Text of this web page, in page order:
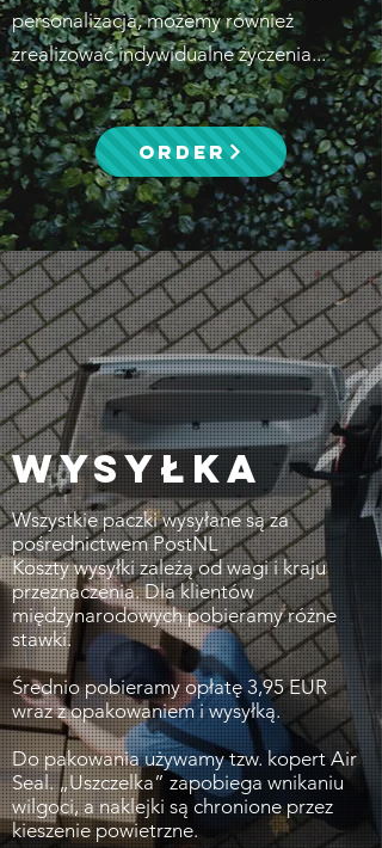
personalizacja, możemy również
zrealizować indywidualne życzenia...
ORDER
WYSYŁKA
Wszystkie paczki wysyłane są za
pośrednictwem PostNL
Koszty wysyłki zależą od wagi i kraju
przeznaczenia. Dla klientów
międzynarodowych pobieramy różne
stawki.
Średnio pobieramy opłatę 3,95 EUR
wraz z opakowaniem i wysyłką.
Do pakowania używamy tzw. kopert Air
Seal. „Uszczelka” zapobiega wnikaniu
wilgoci, a naklejki są chronione przez
kieszenie powietrzne.